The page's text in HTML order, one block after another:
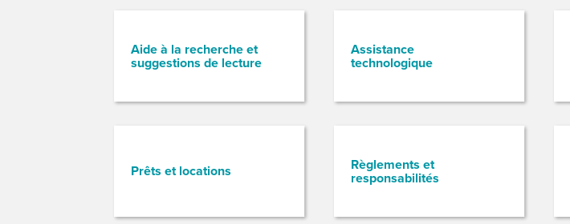
Aide à la recherche et
suggestions de lecture
Assistance
technologique
Prêts et locations Règlements et
responsabilités